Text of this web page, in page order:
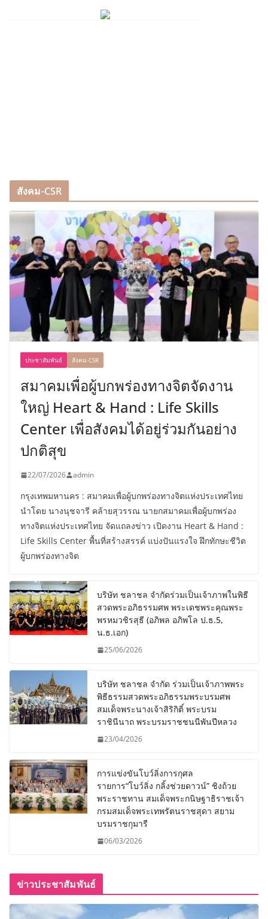
สังคม-CSR
ประชาสัมพันธ์ สังคม-CSR
สมาคมเพื่อผู้บกพร่องทางจิตจัดงาน
ใหญ่ Heart & Hand : Life Skills
Center เพื่อสังคมได้อยู่ร่วมกันอย่าง
ปกติสุข
22/07/2026 admin
กรุงเทพมหานคร : สมาคมเพื่อผู้บกพร่องทางจิตแห่งประเทศไทย
นำโดย นางนุชจารี คล้ายสุวรรณ นายกสมาคมเพื่อผู้บกพร่อง
ทางจิตแห่งประเทศไทย จัดแถลงข่าว เปิดงาน Heart & Hand :
Life Skills Center พื้นที่สร้างสรรค์ แบ่งปันแรงใจ ฝึกทักษะชีวิต
ผู้บกพร่องทางจิต
บริษัท ชลาชล จำกัดร่วมเป็นเจ้าภาพในพิธี
สวดพระอภิธรรมศพ พระเดชพระคุณพระ
พรหมวชิรสุธี (อภิพล อภิพโล ป.ธ.5,
น.ธ.เอก)
25/06/2026
บริษัท ชลาชล จำกัด ร่วมเป็นเจ้าภาพพระ
พิธีธรรมสวดพระอภิธรรมพระบรมศพ
สมเด็จพระนางเจ้าสิริกิติ์ พระบรม
ราชินีนาถ พระบรมราชชนนีพันปีหลวง
23/04/2026
การแข่งขันโบว์ลิ่งการกุศล
รายการ“โบว์ลิ่ง กลิ้งช่วยดาวน์” ชิงถ้วย
พระราชทาน สมเด็จพระกนิษฐาธิราชเจ้า
กรมสมเด็จพระเทพรัตนราชสุดา สยาม
บรมราชกุมารี
06/03/2026
ข่าวประชาสัมพันธ์